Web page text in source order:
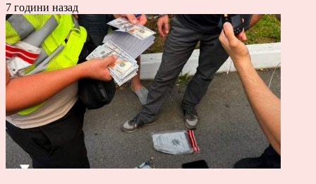
7 години назад